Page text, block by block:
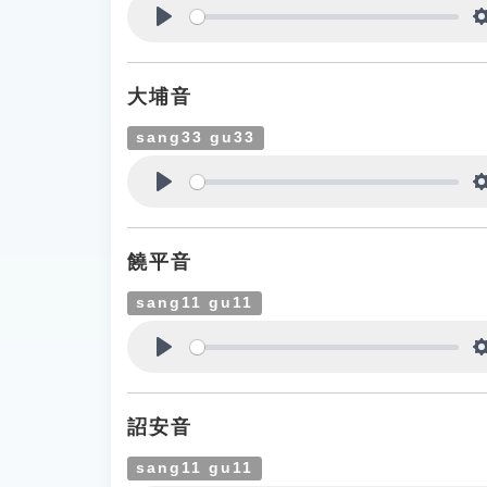
大埔音
sang33 gu33
饒平音
sang11 gu11
詔安音
sang11 gu11